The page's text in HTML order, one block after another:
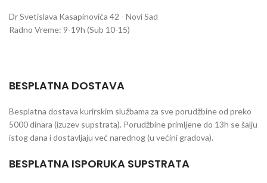
Dr Svetislava Kasapinovića 42 - Novi Sad
Radno Vreme: 9-19h (Sub 10-15)
BESPLATNA DOSTAVA
Besplatna dostava kurirskim službama za sve porudžbine od preko
5000 dinara (izuzev supstrata). Porudžbine primljene do 13h se šalju
istog dana i dostavljaju već narednog (u većini gradova).
BESPLATNA ISPORUKA SUPSTRATA